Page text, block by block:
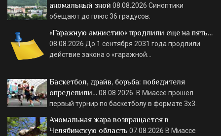
аномальный зной 08.08.2026 Синоптики
обещают до плюс 36 градусов.
«Гаражную амнистию» продлили еще на пять…
08.08.2026 До 1 сентября 2031 года продлили
действие закона о «гаражной…
Баскетбол, драйв, борьба: победителя
определили…08.08.2026 В Миассе прошел
первый турнир по баскетболу в формате 3х3.
Аномальная жара возвращается в
Челябинскую область 07.08.2026 В Миассе